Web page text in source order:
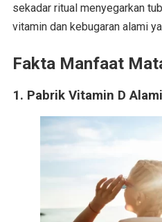
sekadar ritual menyegarkan
vitamin dan kebugaran alami
Fakta Manfaat
1. Pabrik Vitamin D